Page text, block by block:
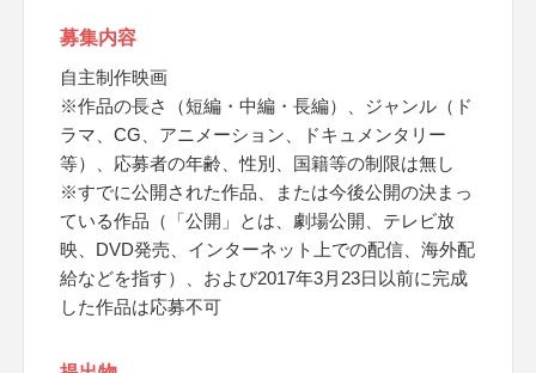
募集内容
自主制作映画
※作品の長さ（短編・中編・長編）、ジャンル（ド
ラマ、CG、アニメーション、ドキュメンタリー
等）、応募者の年齢、性別、国籍等の制限は無し
※すでに公開された作品、または今後公開の決まっ
ている作品（「公開」とは、劇場公開、テレビ放
映、DVD発売、インターネット上での配信、海外配
給などを指す）、および2017年3月23日以前に完成
した作品は応募不可